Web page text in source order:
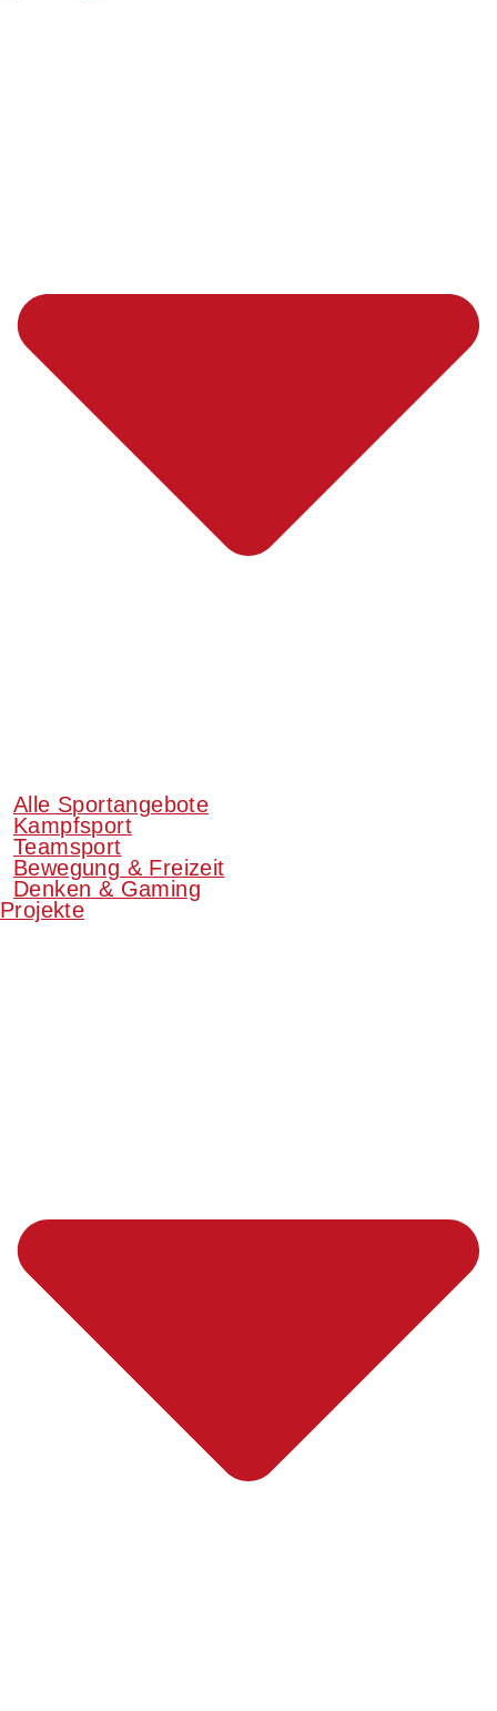
Alle Sportangebote
Kampfsport
Teamsport
Bewegung & Freizeit
Denken & Gaming
Projekte